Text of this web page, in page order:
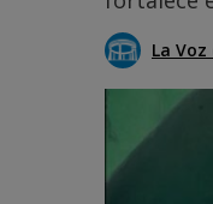
La Voz